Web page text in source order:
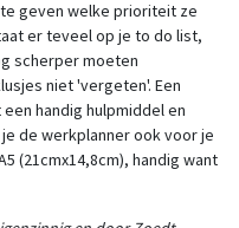
geven welke prioriteit ze
er teveel op je to do list,
scherper moeten
niet 'vergeten'. Een
handig hulpmiddel en
de werkplanner ook voor je
(21cmx14,8cm), handig want